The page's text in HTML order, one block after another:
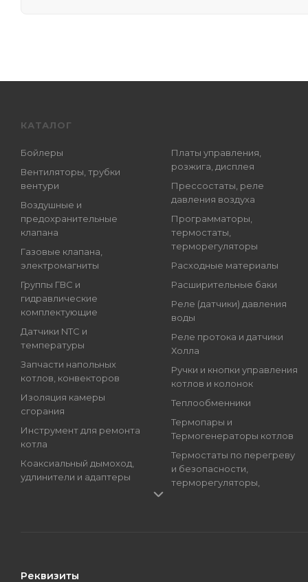
КАТАЛОГ
Бойлеры
Вентиляторы, трубки
вентури
Воздушные и
предохранительные
клапана
Газовые клапана,
электромагниты
Группы ГВС и
гидравлические
комплектующие
Датчики NTC и
температуры
Запчасти напольных
котлов, конвекторов
Изоляция камеры
сгорания
Инструмент для ремонта
котла
Коаксиальный дымоход,
удлинители и адаптеры
и термоманометры
Платы управления,
розжига, дисплея
Прессостаты, реле
давления воздуха
Программаторы,
термостаты,
терморегуляторы
Расходные материалы
Расширительные баки
Реле (датчики) давления
воды
Реле протока и датчики
Холла
Ручки и кнопки управления
котлов и колонок
Теплообменники
Термопары и
Термогенераторы котлов
Термостаты по перегреву
и безопасности,
терморегуляторы,
Реквизиты